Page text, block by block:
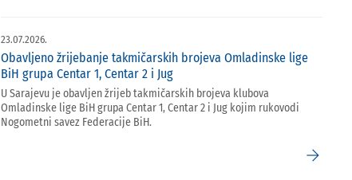
23.07.2026.
Obavljeno žrijebanje takmičarskih brojeva Omladinske lige
BiH grupa Centar 1, Centar 2 i Jug
U Sarajevu je obavljen žrijeb takmičarskih brojeva klubova
Omladinske lige BiH grupa Centar 1, Centar 2 i Jug kojim rukovodi
Nogometni savez Federacije BiH.
arrow_forward